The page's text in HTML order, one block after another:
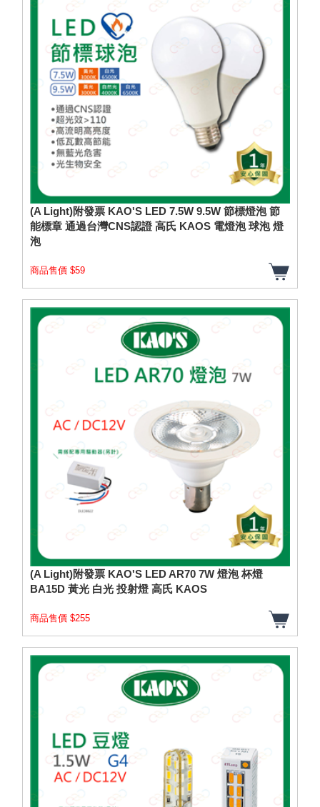
(A Light)附發票 KAO'S LED 7.5W 9.5W 節標燈泡 節
能標章 通過台灣CNS認證 高氏 KAOS 電燈泡 球泡 燈
泡
商品售價 $59
(A Light)附發票 KAO'S LED AR70 7W 燈泡 杯燈
BA15D 黃光 白光 投射燈 高氏 KAOS
商品售價 $255